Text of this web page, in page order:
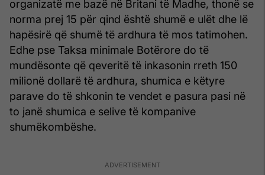
organizatë me bazë në Britani të Madhe, thonë se
norma prej 15 për qind është shumë e ulët dhe lë
hapësirë që shumë të ardhura të mos tatimohen.
Edhe pse Taksa minimale Botërore do të
mundësonte që qeveritë të inkasonin rreth 150
milionë dollarë të ardhura, shumica e këtyre
parave do të shkonin te vendet e pasura pasi në
to janë shumica e selive të kompanive
shumëkombëshe.